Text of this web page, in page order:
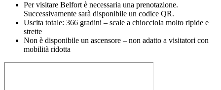
Per visitare Belfort è necessaria una prenotazione.
Successivamente sarà disponibile un codice QR.
Uscita totale: 366 gradini – scale a chiocciola molto ripide e
strette
Non è disponibile un ascensore – non adatto a visitatori con
mobilità ridotta